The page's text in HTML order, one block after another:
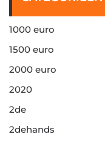
1000 euro
1500 euro
2000 euro
2020
2de
2dehands